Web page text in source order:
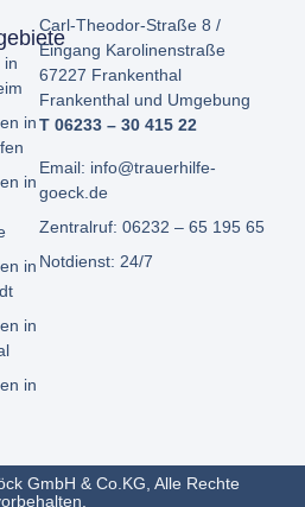
in
in
in
in
in
in
Carl-Theodor-Straße 8 /
Eingang Karolinenstraße
67227 Frankenthal
Frankenthal und Umgebung
T 06233 – 30 415 22
Email: info@trauerhilfe-
goeck.de
Zentralruf: 06232 – 65 195 65
Notdienst: 24/7
GmbH & Co.KG, Alle Rechte